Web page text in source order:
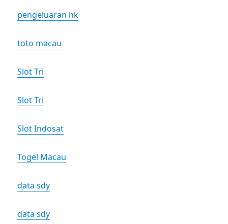
pengeluaran hk
toto macau
Slot Tri
Slot Tri
Slot Indosat
Togel Macau
data sdy
data sdy